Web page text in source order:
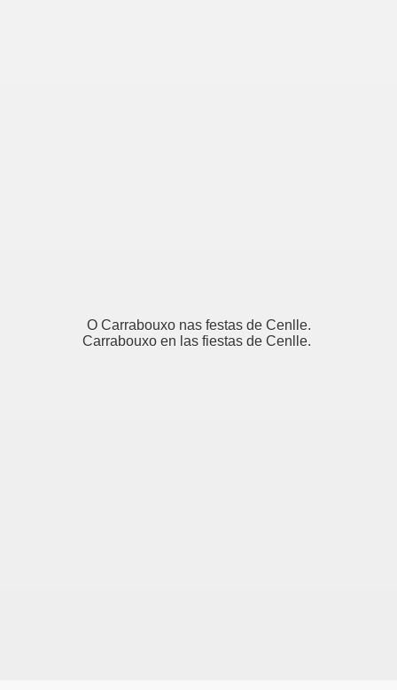
O Carrabouxo nas festas de Cenlle.
Carrabouxo en las fiestas de Cenlle.